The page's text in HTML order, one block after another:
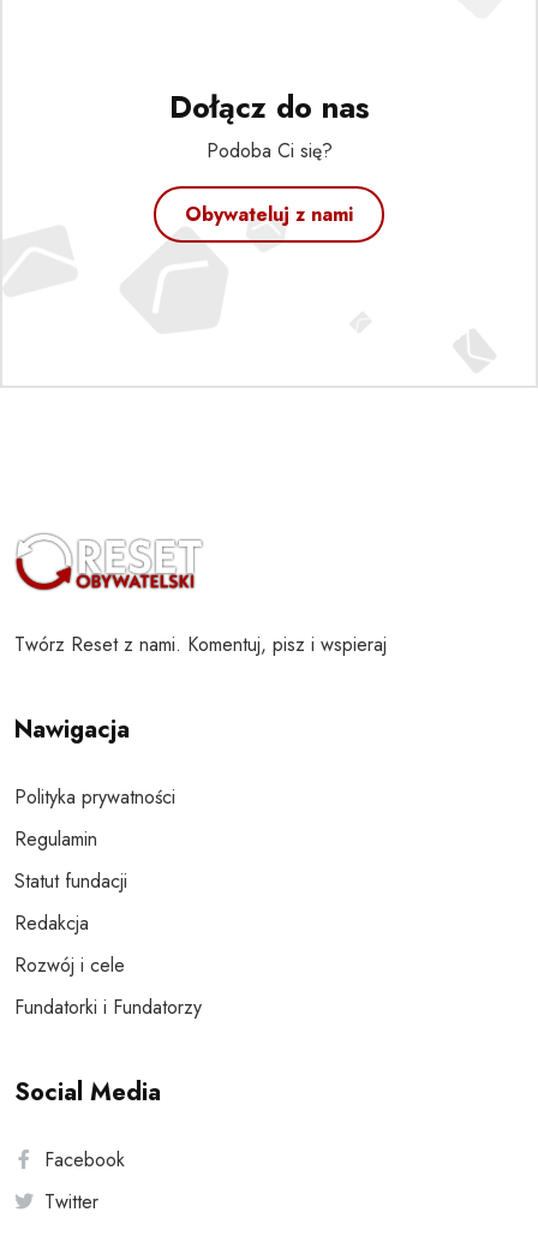
Dołącz do nas
Podoba Ci się?
Obywateluj z nami
Twórz Reset z nami. Komentuj, pisz i wspieraj
Nawigacja
Polityka prywatności
Regulamin
Statut fundacji
Redakcja
Rozwój i cele
Fundatorki i Fundatorzy
Social Media
Facebook
Twitter